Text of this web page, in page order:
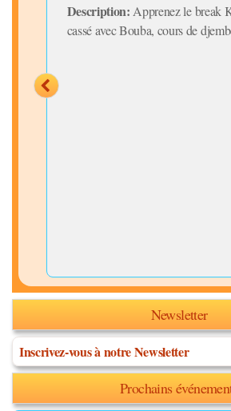
Description: Apprenez le break
cassé avec Bouba, cours de
Newsletter
Inscrivez-vous à notre Newsletter
Prochains